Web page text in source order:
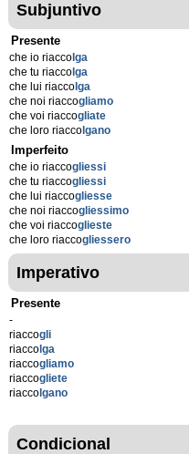
Subjuntivo
Presente
che io riacco lga
che tu riacco lga
che lui riacco lga
che noi riaccogliamo
che voi riaccogliate
che loro riacco lgano
Imperfeito
che io riaccogliessi
che tu riaccogliessi
che lui riaccogliesse
che noi riaccogliessimo
che voi riaccoglieste
che loro riaccogliessero
Imperativo
Presente
-
riaccogli
riacco lga
riaccogliamo
riaccogliete
riacco lgano
Condicional